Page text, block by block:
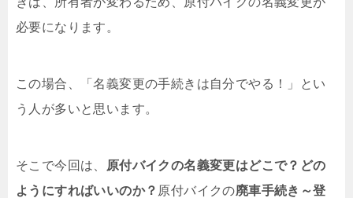
必要になります。
この場合、「名義変更の手続きは自分でやる！」とい
う人が多いと思います。
そこで今回は、
原付バイクの名義変更はどこで？どの
ようにすればいいのか？ 原付バイクの廃車手続き～登